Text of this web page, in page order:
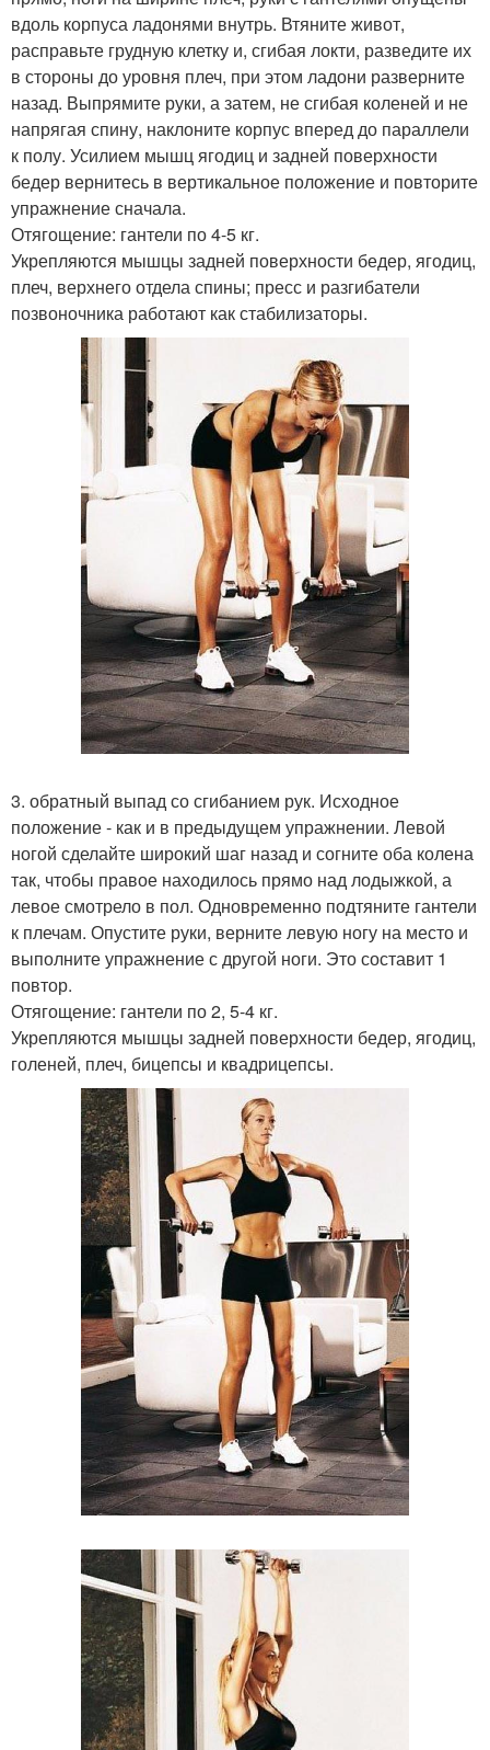
вдоль корпуса ладонями внутрь. Втяните живот,
расправьте грудную клетку и, сгибая локти, разведите их
в стороны до уровня плеч, при этом ладони разверните
назад. Выпрямите руки, а затем, не сгибая коленей и не
напрягая спину, наклоните корпус вперед до параллели
к полу. Усилием мышц ягодиц и задней поверхности
бедер вернитесь в вертикальное положение и повторите
упражнение сначала.
Отягощение: гантели по 4-5 кг.
Укрепляются мышцы задней поверхности бедер, ягодиц,
плеч, верхнего отдела спины; пресс и разгибатели
позвоночника работают как стабилизаторы.
3. обратный выпад со сгибанием рук. Исходное
положение - как и в предыдущем упражнении. Левой
ногой сделайте широкий шаг назад и согните оба колена
так, чтобы правое находилось прямо над лодыжкой, а
левое смотрело в пол. Одновременно подтяните гантели
к плечам. Опустите руки, верните левую ногу на место и
выполните упражнение с другой ноги. Это составит 1
повтор.
Отягощение: гантели по 2, 5-4 кг.
Укрепляются мышцы задней поверхности бедер, ягодиц,
голеней, плеч, бицепсы и квадрицепсы.